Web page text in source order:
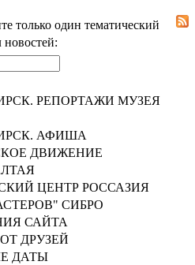
только один тематический
новостей:
РЕПОРТАЖИ МУЗЕЯ
АФИША
ДВИЖЕНИЕ
ЦЕНТР РОССАЗИЯ
СИБРО
САЙТА
ДРУЗЕЙ
ДАТЫ